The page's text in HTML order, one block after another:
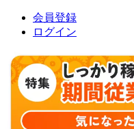
会員登録
ログイン